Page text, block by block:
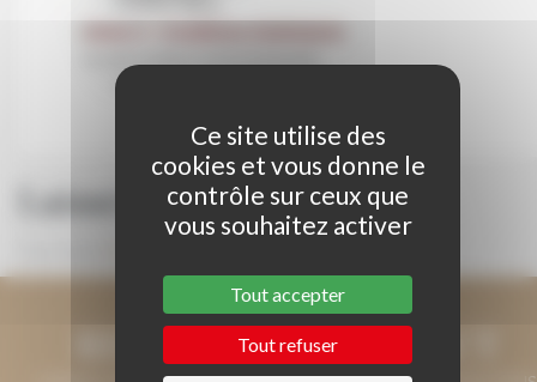
Laisser un commentaire
RESTONS EN CONTACT
Ce site utilise des
cookies et vous donne le
contrôle sur ceux que
vous souhaitez activer
Tout accepter
Tout refuser